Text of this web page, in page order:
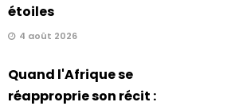
étoiles
4 août 2026
Quand l'Afrique se
réapproprie son récit :